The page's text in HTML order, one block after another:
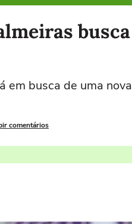
busca
em busca de uma nova
comentários